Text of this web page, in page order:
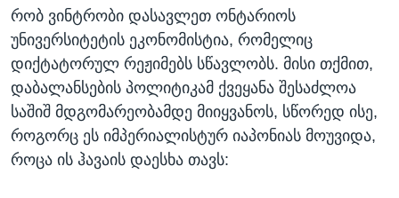
რობ ვინტრობი დასავლეთ ონტარიოს
უნივერსიტეტის ეკონომისტია, რომელიც
დიქტატორულ რეჟიმებს სწავლობს. მისი თქმით,
დაბალანსების პოლიტიკამ ქვეყანა შესაძლოა
საშიშ მდგომარეობამდე მიიყვანოს, სწორედ ისე,
როგორც ეს იმპერიალისტურ იაპონიას მოუვიდა,
როცა ის ჰავაის დაესხა თავს: